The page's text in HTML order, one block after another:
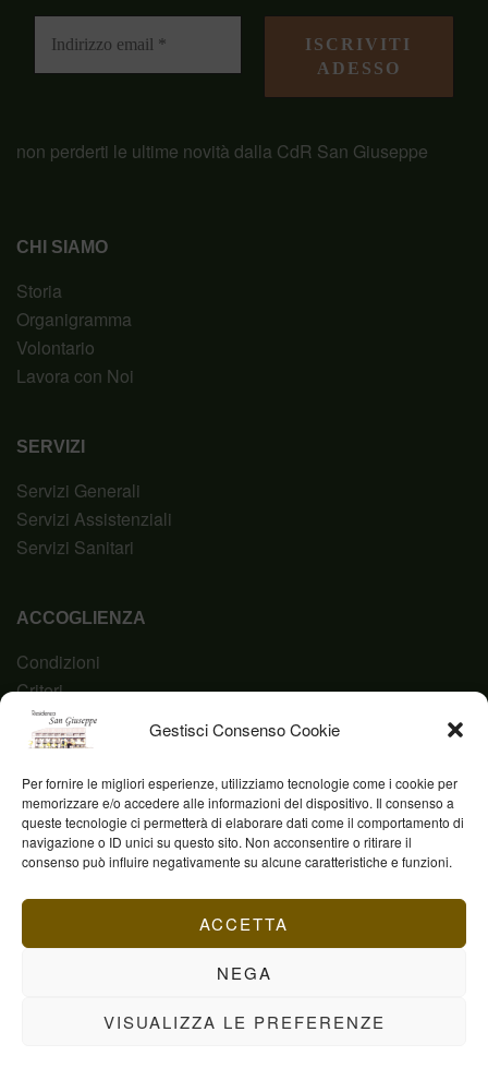
Gestisci Consenso Cookie
Per fornire le migliori esperienze, utilizziamo tecnologie come i cookie per
memorizzare e/o accedere alle informazioni del dispositivo. Il consenso a
queste tecnologie ci permetterà di elaborare dati come il comportamento di
navigazione o ID unici su questo sito. Non acconsentire o ritirare il
consenso può influire negativamente su alcune caratteristiche e funzioni.
ACCETTA
NEGA
VISUALIZZA LE PREFERENZE
CHI SIAMO
Storia
Organigramma
Volontario
Lavora con Noi
SERVIZI
Servizi Generali
Servizi Assistenziali
Servizi Sanitari
ACCOGLIENZA
Condizioni
Criteri
Domanda
Codice Etico
non perderti le ultime novità dalla CdR San Giuseppe
Fond. Casa San Giuseppe ETS © 2023 | P.IVA